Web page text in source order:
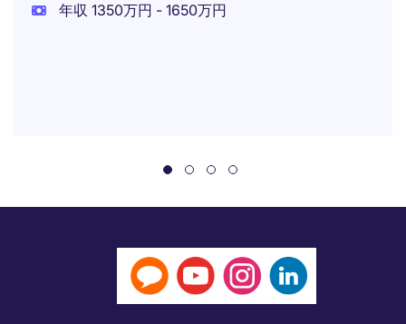
年収 1350万円 - 1650万円